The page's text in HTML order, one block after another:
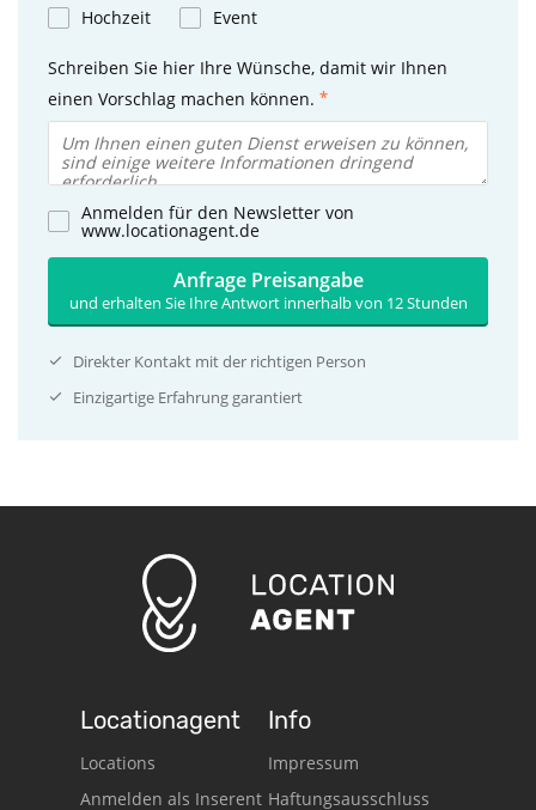
Hochzeit
Event
Schreiben Sie hier Ihre Wünsche, damit wir Ihnen
einen Vorschlag machen können.
Anmelden für den Newsletter von
www.locationagent.de
Anfrage Preisangabe
und erhalten Sie Ihre Antwort innerhalb von 12 Stunden
Direkter Kontakt mit der richtigen Person
Einzigartige Erfahrung garantiert
Locationagent
Locations
Anmelden als Inserent
Info
Impressum
Haftungsausschluss